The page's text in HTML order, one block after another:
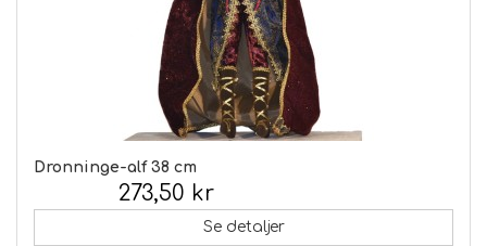
Dronninge-alf 38 cm
273,50 kr
Se detaljer